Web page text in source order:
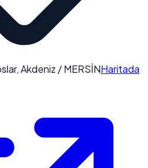
Akdeniz / MERSİNHaritada